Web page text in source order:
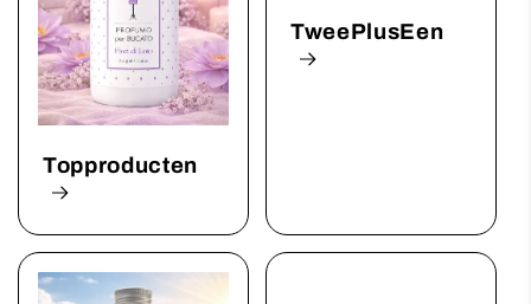
Topproducten
TweePlusEen